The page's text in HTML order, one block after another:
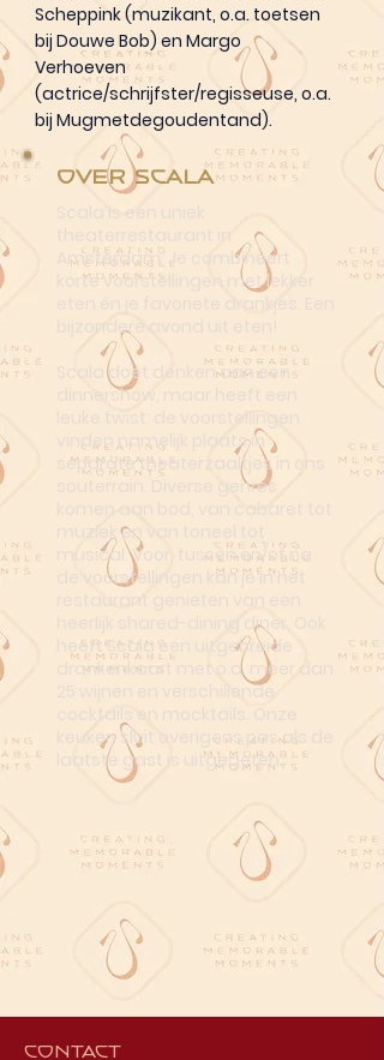
Scheppink (muzikant, o.a. toetsen
bij Douwe Bob) en Margo
Verhoeven
(actrice/schrijfster/regisseuse, o.a.
bij Mugmetdegoudentand).
Over Scala
Scala is een uniek
theaterrestaurant in
Amsterdam. Je combineert
korte voorstellingen met lekker
eten én je favoriete drankjes. Een
bijzondere avond uit eten!
Scala doet denken aan een
dinnershow, maar heeft een
leuke twist: de voorstellingen
vinden namelijk plaats in
separate theaterzaaltjes in ons
souterrain. Diverse genres
komen aan bod, van cabaret tot
muziek en van toneel tot
musical. Voor, tussen en/of na
de voorstellingen kan je in het
restaurant genieten van een
heerlijk shared-dining diner. Ook
heeft Scala een uitgebreide
drankenkaart met o.a. meer dan
25 wijnen en verschillende
cocktails en mocktails. Onze
keuken sluit overigens pas als de
laatste gast is uitgegeten.
Contact